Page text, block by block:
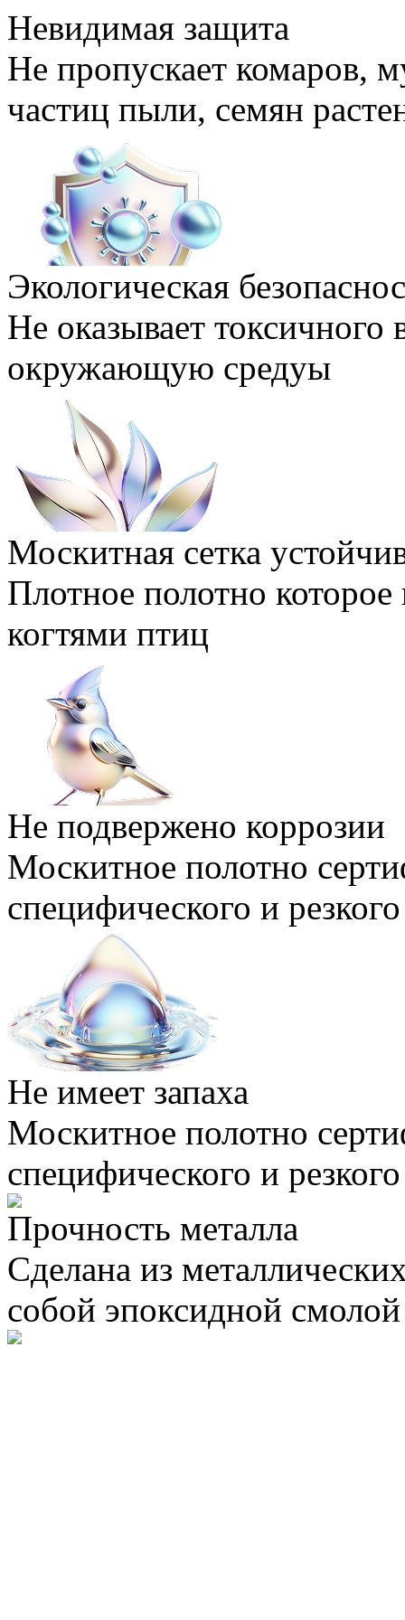
Невидимая защита
Не пропускает комаров,
частиц пыли, семян
Экологическая
Не оказывает токсичного
окружающую средуы
Москитная сетка
Плотное полотно
когтями птиц
Не подвержено коррозии
Москитное полотно
специфического и
Не имеет запаха
Москитное полотно
специфического и
Прочность металла
Сделана из
собой эпоксидной смолой